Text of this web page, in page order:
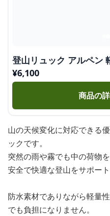
登山リュック アルペン
¥6,100
商品の
山の天候変化に対応できる
ックです。
突然の雨や霧でも中の荷物
安全で快適な登山をサポート
防水素材でありながら軽量
でも負担になりません。